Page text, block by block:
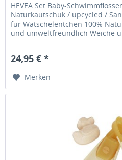
HEVEA Set Baby-
Naturkautschuk / upcycled /
für Watschelentchen 100%
und umweltfreundlich Weiche
24,95 € *
Merken